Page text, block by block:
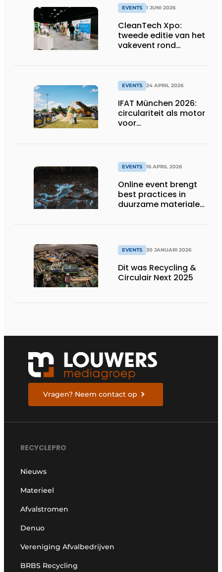
EVENTS 1 JUNI 2026
CleanTech Xpo:
tweede editie van het
vakevent rond
EVENTS 24 APRIL 2026
IFAT München 2026:
circulariteit als motor
voor
EVENTS 16 APRIL 2026
Online event brengt
best practices in
duurzame materialen
EVENTS 30 JANUARI 2026
Dit was Recycling &
Circulair Next 2025
Vragen? Neem contact op
RECYCLEPRO
Nieuws
Materieel
Afvalstromen
Denuo
Vereniging Afvalbedrijven
BRBS Recycling